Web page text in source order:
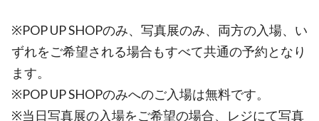
※POP UP SHOPのみ、写真展のみ、両方の入場、い
ずれをご希望される場合もすべて共通の予約となり
ます。
※POP UP SHOPのみへのご入場は無料です。
※当日写真展の入場をご希望の場合、レジにて写真